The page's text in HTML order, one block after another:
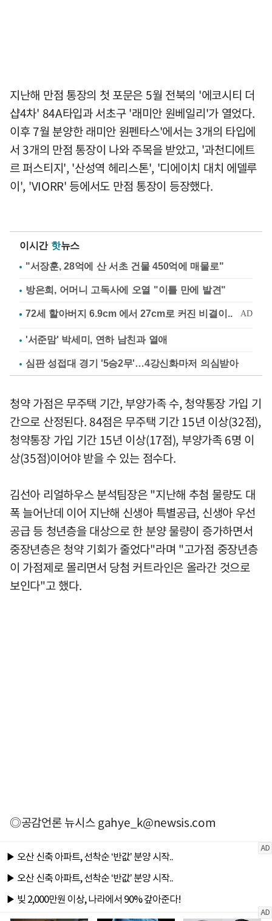
지난해 만점 통장의 첫 포문은 5월 전북의 '에코시티 더
샵4차' 84A타입과 서초구 '래미안 원베일리'가 열었다.
이후 7월 분양한 래미안 원펜타스'에서는 3개의 타입에
서 3개의 만점 통장이 나와 주목을 받았고, '과천디에트
르 퍼스티지', '산성역 헤리스톤', '디에이치 대치 에델루
이', 'VIORR' 등에서도 만점 통장이 등장했다.
이시간 핫뉴스
"서장훈, 28억에 산 서초 건물 450억에 매물로"
방은희, 어머니 고독사에 오열 "이틀 만에 발견"
'서준맘' 박세미, 연하 남친과 열애
심판 성접대 경기 '5승2무'…4강신화마저 의심받아
청약 가점은 무주택 기간, 부양가족 수, 청약통장 가입 기
간으로 산정된다. 84점은 무주택 기간 15년 이상(32점),
청약통장 가입 기간 15년 이상(17점), 부양가족 6명 이
상(35점)이어야 받을 수 있는 점수다.
김선아 리얼하우스 분석팀장은 "지난해 추첨 물량도 대
폭 늘어난데 이어 지난해 신생아 특별공급, 신생아 우선
공급 등 청년층을 대상으로 한 분양 물량이 증가하면서
중장년층은 청약 기회가 줄었다"라며 "고가점 중장년층
이 가점제로 몰리면서 당첨 커트라인은 올라간 것으로
보인다"고 했다.
◎공감언론 뉴시스gahye_k@newsis.com